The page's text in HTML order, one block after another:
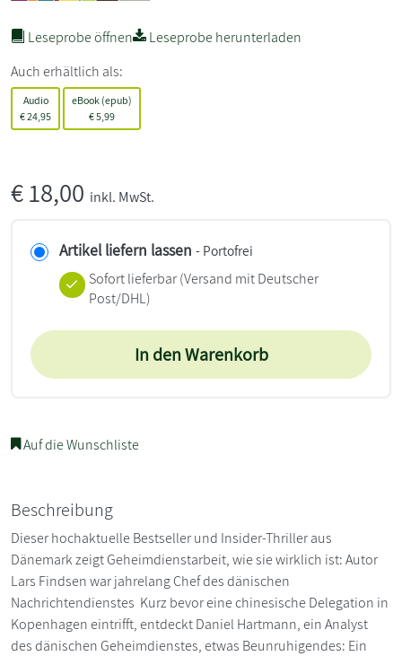
Leseprobe öffnen
Leseprobe herunterladen
Auch erhältlich als:
Audio
€24,95
eBook (epub)
€5,99
€18,00 inkl. MwSt.
Artikel liefern lassen - Portofrei
Sofort lieferbar(Versand mit Deutscher
Post/DHL)
In den Warenkorb
Auf die Wunschliste
Beschreibung
Dieser hochaktuelle Bestseller und Insider-Thriller aus
Dänemark zeigt Geheimdienstarbeit, wie sie wirklich ist: Autor
Lars Findsen war jahrelang Chef des dänischen
Nachrichtendienstes Kurz bevor eine chinesische Delegation in
Kopenhagen eintrifft, entdeckt Daniel Hartmann, ein Analyst
des dänischen Geheimdienstes, etwas Beunruhigendes: Ein